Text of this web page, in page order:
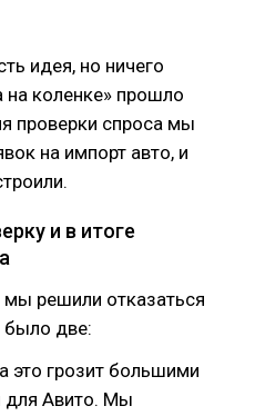
идея, но ничего
на коленке» прошло
проверки спроса мы
на импорт авто, и
и в итоге
мы решили отказаться
было две:
это грозит большими
для Авито. Мы